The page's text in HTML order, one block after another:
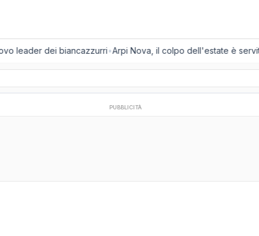
leader dei biancazzurri•Arpi Nova, il colpo dell'estate è
PUBBLICITÀ